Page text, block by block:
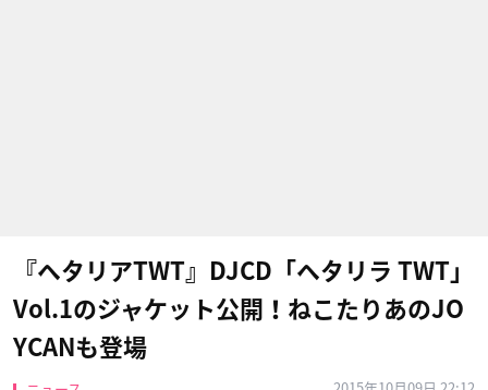
『ヘタリアTWT』DJCD「ヘタリラ TWT」
Vol.1のジャケット公開！ねこたりあのJO
YCANも登場